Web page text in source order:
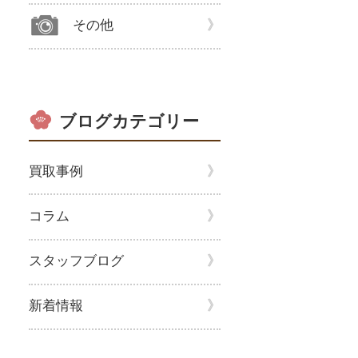
その他
ブログカテゴリー
買取事例
コラム
スタッフブログ
新着情報